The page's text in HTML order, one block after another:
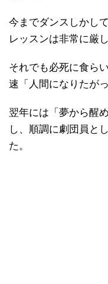
今までダンスしかし
レッスンは非常に厳
それでも必死に食ら
速「人間になりたが
翌年には「夢から醒
し、順調に劇団員と
た。